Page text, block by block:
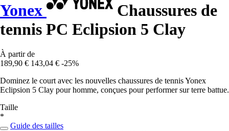
Yonex
Chaussures de
tennis PC Eclipsion 5 Clay
À partir de
189,90 € 143,04 € -25%
Dominez le court avec les nouvelles chaussures de tennis Yonex
Eclipsion 5 Clay pour homme, conçues pour performer sur terre battue.
Taille
*
Guide des tailles